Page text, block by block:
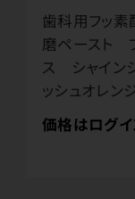
歯科用フッ
磨ペースト
ス シャイン
ッシュオレンジ
価格はログ